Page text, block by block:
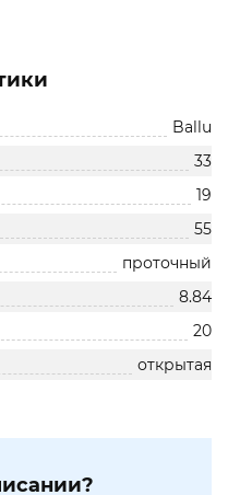
Ballu
33
19
55
проточный
8.84
20
открытая